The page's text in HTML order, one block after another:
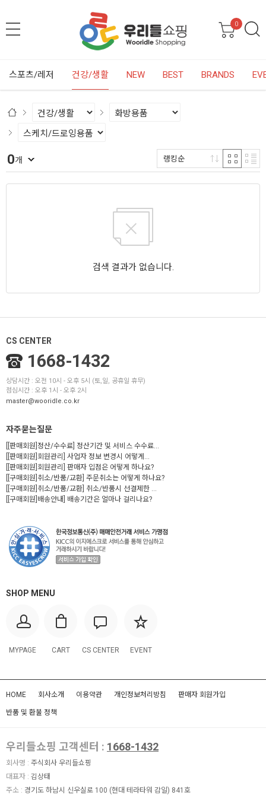
0
스포츠/레저 건강/생활 NEW BEST BRANDS
0개 랭킹순
검색 결과가 없습니다.
CS CENTER
1668-1432
상담시간 : 오전 10시 - 오후 5시 (토,일, 공휴일 휴무)
점심시간 : 오후 1시 - 오후 2시
master@wooridle.co.kr
자주묻는질문
[[판매회원]정산/수수료] 정산기간 및 서비스 수수료...
[[판매회원]회원관리] 사업자 정보 변경시 어떻게...
[[판매회원]회원관리] 판매자 입점은 어떻게 하나요?
[[구매회원]취소/반품/교환] 주문취소는 어떻게 하나요?
[[구매회원]취소/반품/교환] 취소/반품시 선결제한 ...
[[구매회원]배송안내] 배송기간은 얼마나 걸리나요?
SHOP MENU
MYPAGE CART CS CENTER EVENT
HOME 회사소개 이용약관 개인정보처리방침 판매자 회원가입
반품 및 환불 정책
우리들쇼핑 고객센터 : 1668-1432
회사명 : 주식회사 우리들쇼핑
대표자 : 김상태
주소 : 경기도 하남시 신우실로 100 (현대 테라타워 감일) 841호